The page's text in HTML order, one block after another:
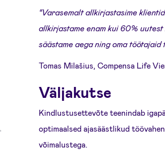
“Varasemalt allkirjastasime
allkirjastame enam kui 60%
säästame aega ning oma
Tomas Milašius, Compensa Life
Väljakutse
Kindlustusettevõte teenindab
optimaalsed ajasäästlikud
võimalustega.